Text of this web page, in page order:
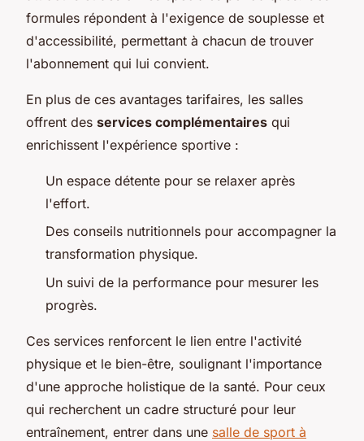
formules répondent à l'exigence de souplesse et
d'accessibilité, permettant à chacun de trouver
l'abonnement qui lui convient.
En plus de ces avantages tarifaires, les salles
offrent des services complémentaires qui
enrichissent l'expérience sportive :
Un espace détente pour se relaxer après
l'effort.
Des conseils nutritionnels pour accompagner la
transformation physique.
Un suivi de la performance pour mesurer les
progrès.
Ces services renforcent le lien entre l'activité
physique et le bien-être, soulignant l'importance
d'une approche holistique de la santé. Pour ceux
qui recherchent un cadre structuré pour leur
entraînement, entrer dans une salle de sport à